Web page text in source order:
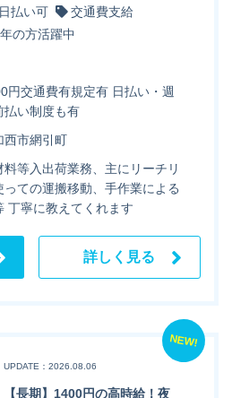
日払い可
交通費支給
の方活躍中
円交通費有規定有 日払い・週
払い制度も有
西市網引町
料等入出荷業務、主にリーチリ
っての運搬移動、手作業による
丁寧に教えてくれます
詳しく見る
NEW!
UPDATE：2026.08.06
【長期】1400円の高時給！夜